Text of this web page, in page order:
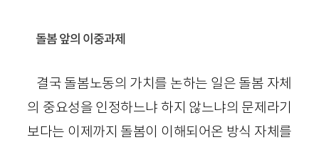
돌봄 앞의 이중과제
결국 돌봄노동의 가치를 논하는 일은 돌봄 자체
의 중요성을 인정하느냐 하지 않느냐의 문제라기
보다는 이제까지 돌봄이 이해되어온 방식 자체를